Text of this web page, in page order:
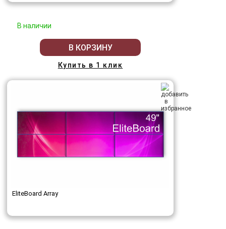
В наличии
В КОРЗИНУ
Купить в 1 клик
EliteBoard Array